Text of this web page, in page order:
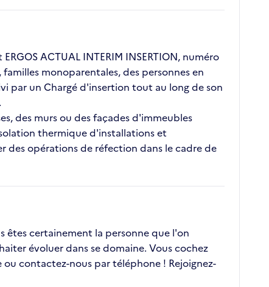
ACTUAL INTERIM INSERTION, numéro
monoparentales, des personnes en
par un Chargé d'insertion tout au long de son
des murs ou des façades d'immeubles
thermique d'installations et
des opérations de réfection dans le cadre de
êtes certainement la personne que l'on
évoluer dans se domaine. Vous cochez
contactez-nous par téléphone ! Rejoignez-